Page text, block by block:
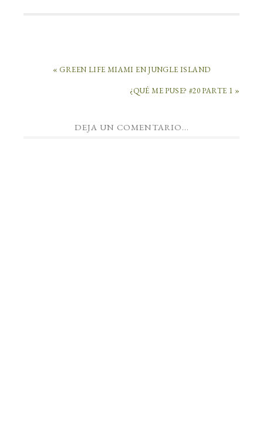
« GREEN LIFE MIAMI EN JUNGLE ISLAND
¿QUÉ ME PUSE? #20 PARTE 1 »
DEJA UN COMENTARIO...